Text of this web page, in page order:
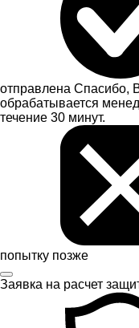
отправлена Спасибо,
обрабатывается
течение 30 минут.
попытку позже
Заявка на расчет